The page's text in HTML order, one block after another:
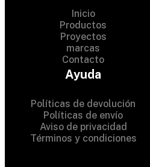
Inicio
Productos
Proyectos
marcas
Contacto
Ayuda
Políticas de devolución
Políticas de envío
Aviso de privacidad
Términos y condiciones